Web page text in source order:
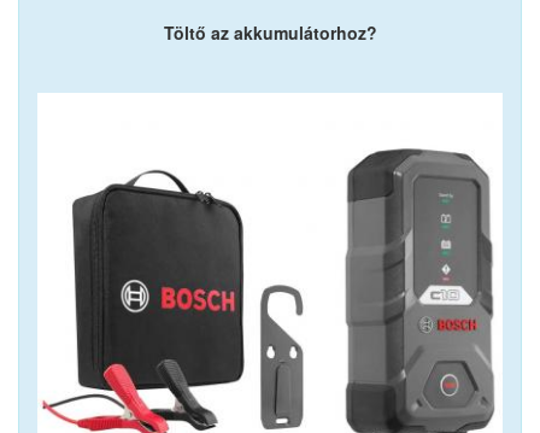
Töltő az akkumulátorhoz?